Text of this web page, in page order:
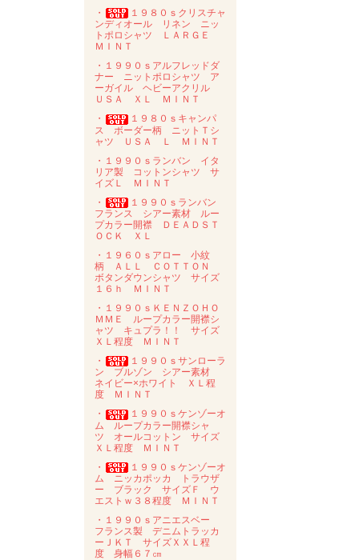
・
１９８０ｓクリスチャ
ンディオール リネン ニッ
トポロシャツ ＬＡＲＧＥ
ＭＩＮＴ
・１９９０ｓアルフレッドダ
ナー ニットポロシャツ ア
ーガイル ヘビーアクリル
ＵＳＡ ＸＬ ＭＩＮＴ
・
１９８０ｓキャンパ
ス ボーダー柄 ニットＴシ
ャツ ＵＳＡ Ｌ ＭＩＮＴ
・１９９０ｓランバン イタ
リア製 コットンシャツ サ
イズＬ ＭＩＮＴ
・
１９９０ｓランバン
フランス シアー素材 ルー
プカラー開襟 ＤＥＡＤＳＴ
ＯＣＫ ＸＬ
・１９６０ｓアロー 小紋
柄 ＡＬＬ ＣＯＴＴＯＮ
ボタンダウンシャツ サイズ
１６ｈ ＭＩＮＴ
・１９９０ｓＫＥＮＺＯＨＯ
ＭＭＥ ループカラー開襟シ
ャツ キュプラ！！ サイズ
ＸＬ程度 ＭＩＮＴ
・
１９９０ｓサンローラ
ン ブルゾン シアー素材
ネイビー×ホワイト ＸＬ程
度 ＭＩＮＴ
・
１９９０ｓケンゾーオ
ム ループカラー開襟シャ
ツ オールコットン サイズ
ＸＬ程度 ＭＩＮＴ
・
１９９０ｓケンゾーオ
ム ニッカポッカ トラウザ
ー ブラック サイズＦ ウ
エストｗ３８程度 ＭＩＮＴ
・１９９０ｓアニエスベー
フランス製 デニムトラッカ
ーＪＫＴ サイズＸＸＬ程
度 身幅６７㎝